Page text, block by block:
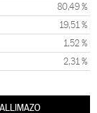
80,49 %
19,51 %
1,52 %
2,31 %